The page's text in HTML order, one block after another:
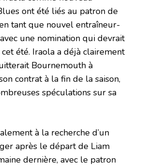
ont été liés au patron de
tant que nouvel entraîneur-
une nomination qui devrait
été. Iraola a déjà clairement
Bournemouth à
contrat à la fin de la saison,
spéculations sur sa
à la recherche d’un
après le départ de Liam
dernière, avec le patron